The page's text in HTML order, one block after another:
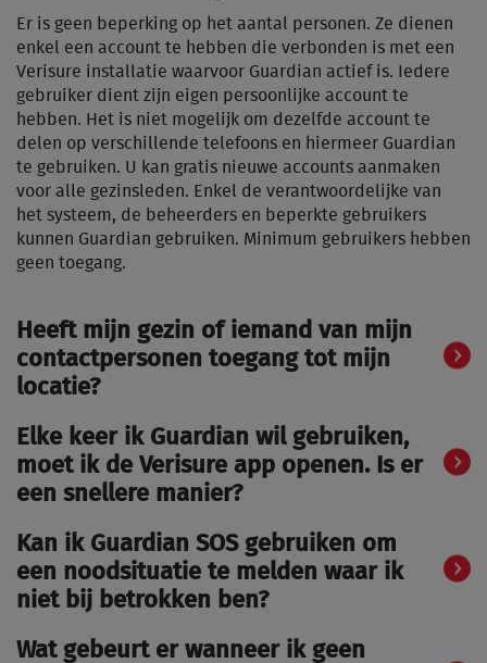
Er is geen beperking op het aantal personen. Ze dienen
enkel een account te hebben die verbonden is met een
Verisure installatie waarvoor Guardian actief is. Iedere
gebruiker dient zijn eigen persoonlijke account te
hebben. Het is niet mogelijk om dezelfde account te
delen op verschillende telefoons en hiermeer Guardian
te gebruiken. U kan gratis nieuwe accounts aanmaken
voor alle gezinsleden. Enkel de verantwoordelijke van
het systeem, de beheerders en beperkte gebruikers
kunnen Guardian gebruiken. Minimum gebruikers hebben
geen toegang.
Heeft mijn gezin of iemand van mijn
contactpersonen toegang tot mijn
locatie?
Elke keer ik Guardian wil gebruiken,
moet ik de Verisure app openen. Is er
een snellere manier?
Kan ik Guardian SOS gebruiken om
een noodsituatie te melden waar ik
niet bij betrokken ben?
Wat gebeurt er wanneer ik geen